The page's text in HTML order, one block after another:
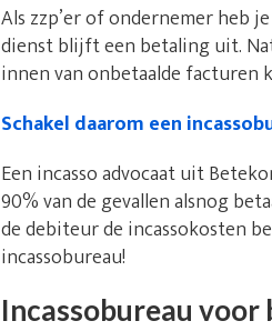
Als zzp’er of ondernemer heb
dienst blijft een betaling uit.
innen van onbetaalde facturen
Schakel daarom een
Een incasso advocaat uit
90% van de gevallen alsnog
de debiteur de incassokosten
incassobureau!
Incassobureau